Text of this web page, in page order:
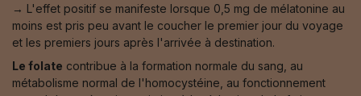
→ L'effet positif se manifeste lorsque 0,5 mg de mélatonine au
moins est pris peu avant le coucher le premier jour du voyage
et les premiers jours après l'arrivée à destination.
Le folate contribue à la formation normale du sang, au
métabolisme normal de l'homocystéine, au fonctionnement